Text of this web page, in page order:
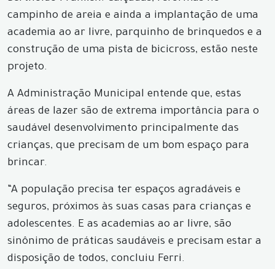
campinho de areia e ainda a implantação de uma
academia ao ar livre, parquinho de brinquedos e a
construção de uma pista de bicicross, estão neste
projeto.
A Administração Municipal entende que, estas
áreas de lazer são de extrema importância para o
saudável desenvolvimento principalmente das
crianças, que precisam de um bom espaço para
brincar.
“A população precisa ter espaços agradáveis e
seguros, próximos às suas casas para crianças e
adolescentes. E as academias ao ar livre, são
sinônimo de práticas saudáveis e precisam estar a
disposição de todos, concluiu Ferri.